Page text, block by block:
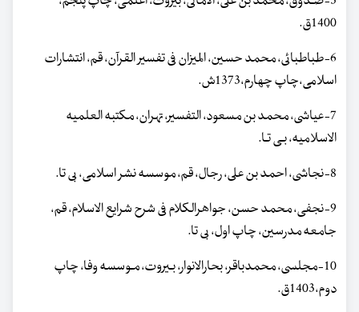
1400ق.
6-طباطبائی، محمد حسین، المیزان فی تفسیر القرآن، قم، انتشارات
اسلامی،چاپ چهارم،1373ش.
7-عیاشی، محمد بن مسعود، التفسیر، تهران، مکتبه العلمیه
الاسلامیه، بـی تـا.
8-نجاشی، احمد بن علی، رجال، قم، موسسه نشر اسلامی، بی تا.
9-نجفی، محمد حسن، جواهرالکلام فی شرح شرایع الاسلام، قم،
جامعه مدرسین، چاپ اول، بی تا.
10-مجلسی، محمدباقر، بحارالانوار، بـیروت، مـوسسه وفا، چاپ
دوم،1403ق.